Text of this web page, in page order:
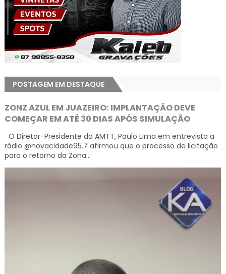
POSTAGEM EM DESTAQUE
ZONZ AZUL EM JUAZEIRO: IMPLANTAÇÃO DEVE
COMEÇAR EM ATÉ 30 DIAS APÓS SIMULAÇÃO
O Diretor-Presidente da AMTT, Paulo Lima em entrevista a
rádio @novacidade95.7 afirmou que o processo de licitação
para o retorno da Zona...